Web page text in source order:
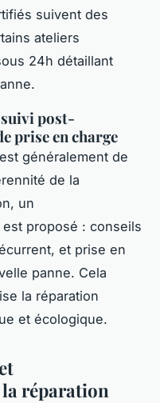
suivent des
ateliers
24h détaillant
post-
prise en charge
est généralement de
de la
un
proposé : conseils
et prise en
panne. Cela
la réparation
et écologique.
réparation